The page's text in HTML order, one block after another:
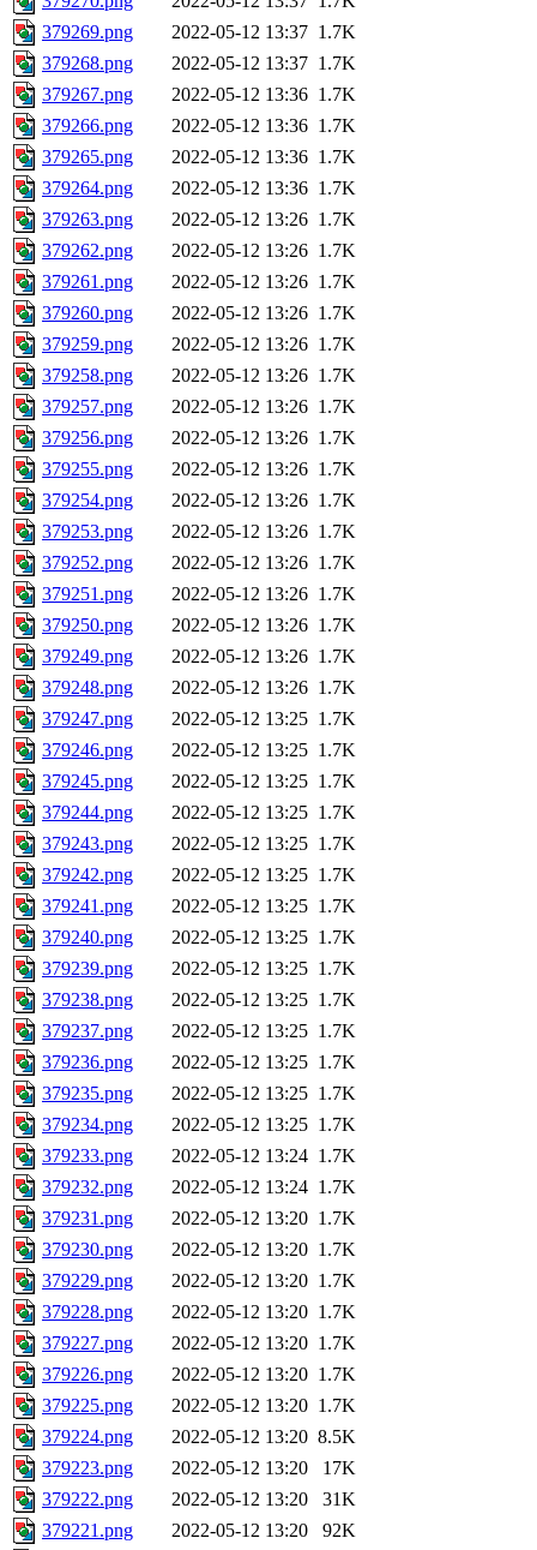
379269.png
2022-05-12 13:37 1.7K
379268.png
2022-05-12 13:37 1.7K
379267.png
2022-05-12 13:36 1.7K
379266.png
2022-05-12 13:36 1.7K
379265.png
2022-05-12 13:36 1.7K
379264.png
2022-05-12 13:36 1.7K
379263.png
2022-05-12 13:26 1.7K
379262.png
2022-05-12 13:26 1.7K
379261.png
2022-05-12 13:26 1.7K
379260.png
2022-05-12 13:26 1.7K
379259.png
2022-05-12 13:26 1.7K
379258.png
2022-05-12 13:26 1.7K
379257.png
2022-05-12 13:26 1.7K
379256.png
2022-05-12 13:26 1.7K
379255.png
2022-05-12 13:26 1.7K
379254.png
2022-05-12 13:26 1.7K
379253.png
2022-05-12 13:26 1.7K
379252.png
2022-05-12 13:26 1.7K
379251.png
2022-05-12 13:26 1.7K
379250.png
2022-05-12 13:26 1.7K
379249.png
2022-05-12 13:26 1.7K
379248.png
2022-05-12 13:26 1.7K
379247.png
2022-05-12 13:25 1.7K
379246.png
2022-05-12 13:25 1.7K
379245.png
2022-05-12 13:25 1.7K
379244.png
2022-05-12 13:25 1.7K
379243.png
2022-05-12 13:25 1.7K
379242.png
2022-05-12 13:25 1.7K
379241.png
2022-05-12 13:25 1.7K
379240.png
2022-05-12 13:25 1.7K
379239.png
2022-05-12 13:25 1.7K
379238.png
2022-05-12 13:25 1.7K
379237.png
2022-05-12 13:25 1.7K
379236.png
2022-05-12 13:25 1.7K
379235.png
2022-05-12 13:25 1.7K
379234.png
2022-05-12 13:25 1.7K
379233.png
2022-05-12 13:24 1.7K
379232.png
2022-05-12 13:24 1.7K
379231.png
2022-05-12 13:20 1.7K
379230.png
2022-05-12 13:20 1.7K
379229.png
2022-05-12 13:20 1.7K
379228.png
2022-05-12 13:20 1.7K
379227.png
2022-05-12 13:20 1.7K
379226.png
2022-05-12 13:20 1.7K
379225.png
2022-05-12 13:20 1.7K
379224.png
2022-05-12 13:20 8.5K
379223.png
2022-05-12 13:20
17K
379222.png
2022-05-12 13:20
31K
379221.png
2022-05-12 13:20 92K